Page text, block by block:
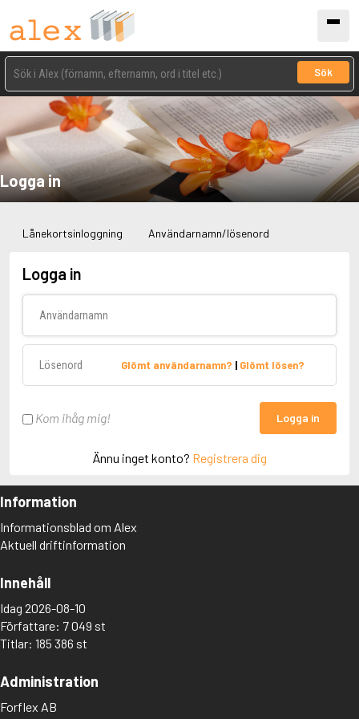
Sök
Logga in
Lånekortsinloggning Användarnamn/lösenord
Logga in
Glömt användarnamn? | Glömt lösen?
Kom ihåg mig! Logga in
Ännu inget konto? Registrera dig
Information
Informationsblad om Alex
Aktuell driftinformation
Innehåll
Idag 2026-08-10
Författare: 7 049 st
Titlar: 185 386 st
Administration
Forflex AB